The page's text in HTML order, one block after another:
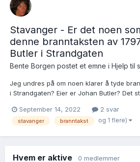
Stavanger - Er det noen
denne branntaksten av
Butler i Strandgaten
Bente Borgen postet et emne i Hjelp til
Jeg undres på om noen klarer å tyde
i Strandgaten? Eier er Johan Butler? Det
håper..... 🙂
September 14, 2022 2 svar
stavanger branntakst og 1 flere)
Hvem er aktive 0 medlemmer